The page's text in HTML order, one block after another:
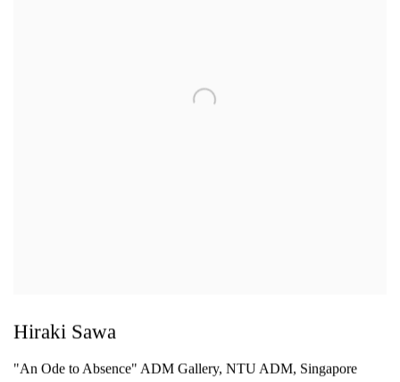
Hiraki Sawa
"An Ode to Absence" ADM Gallery, NTU ADM, Singapore